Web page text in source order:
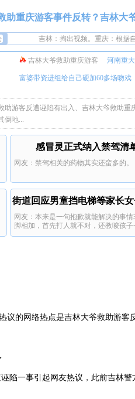
助重庆游客事件反转？吉林大
方各执一词，官方先打一架吧。
吉林：掏出视频。重庆：根据自
看了通告，一开始还真不是网
队，有些网友甚至不知道发生
反而是有些文旅先着急切入…
第一次遇到这种事，重庆警方
方各执一词，官方先打一架吧。
吉林：掏出视频。重庆：根据
队，有些网友甚至不知道发生
反而是有些文旅先着急切入…
吉林大爷救助重庆游客 河南重
富婆带资进组给自己硬加60多场吻戏
助游客反遭诬陷有出入、吉林大爷救助
倒地...
感冒灵正式纳入禁驾清
网友：禁驾相关的药物其实还蛮多的。
街道回应男童挡电梯等家长
被打
网友：本来是一句抱歉就能解决的事情
脚相加，首先打人就不对，还教唆孩子
上，最后还被狼狈的反杀，素质，家教
议的网络热点是吉林大爷救助游客
陷一事引起网友热议，此前吉林